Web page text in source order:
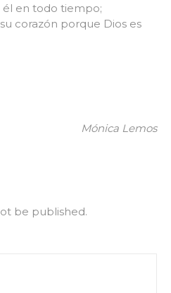
en todo tiempo;
corazón porque Dios es
Mónica Lemos
be published.